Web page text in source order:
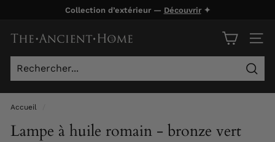
contenu
Collection d’extérieur — Découvrir✦
T
h
e
A
n
c
Accueil
Lampe à huile romain - bronze vert